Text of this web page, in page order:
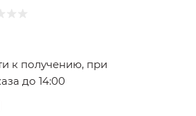
к получению, при
до 14:00